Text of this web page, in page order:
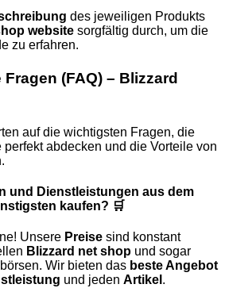
des jeweiligen Produkts
website sorgfältig durch, um die
zu erfahren.
Fragen (FAQ) – Blizzard
auf die wichtigsten Fragen, die
abdecken und die Vorteile von
und Dienstleistungen aus dem
kaufen? 🛒
Unsere Preise sind konstant
Blizzard net shop und sogar
Wir bieten das beste Angebot
und jeden Artikel .